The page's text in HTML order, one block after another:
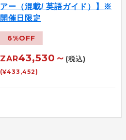
アー（混載/ 英語ガイド）】※
開催日限定
6%OFF
ZAR43,530～ (税込)
(¥433,452)